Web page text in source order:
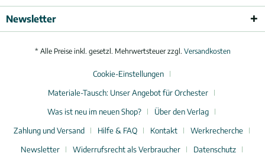
Newsletter
* Alle Preise inkl. gesetzl. Mehrwertsteuer zzgl. Versandkosten
Cookie-Einstellungen
Materiale-Tausch: Unser Angebot für Orchester
Was ist neu im neuen Shop?
Über den Verlag
Zahlung und Versand
Hilfe & FAQ Kontakt
Werkrecherche
Newsletter
Widerrufsrecht als Verbraucher
Datenschutz